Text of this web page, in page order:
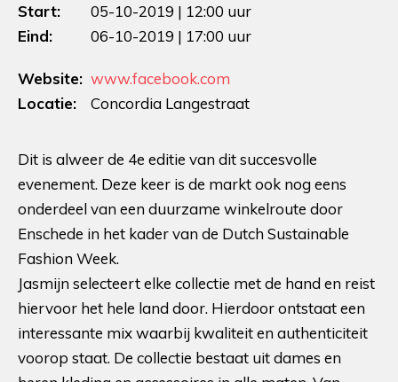
Start:
05-10-2019 | 12:00 uur
Eind:
06-10-2019 | 17:00 uur
Website: www.facebook.com
Locatie:
Concordia Langestraat
Dit is alweer de 4e editie van dit succesvolle
evenement. Deze keer is de markt ook nog eens
onderdeel van een duurzame winkelroute door
Enschede in het kader van de Dutch Sustainable
Fashion Week.
Jasmijn selecteert elke collectie met de hand en reist
hiervoor het hele land door. Hierdoor ontstaat een
interessante mix waarbij kwaliteit en authenticiteit
voorop staat. De collectie bestaat uit dames en